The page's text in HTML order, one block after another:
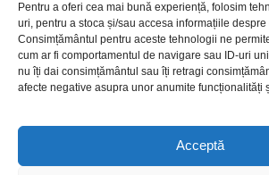
Pentru a oferi cea mai bună experiență, folosim
uri, pentru a stoca și/sau accesa informațiile
Consimțământul pentru aceste tehnologii ne
cum ar fi comportamentul de navigare sau ID-uri
nu îți dai consimțământul sau îți retragi
afecte negative asupra unor anumite funcționalități
Acceptă
Contact
Politica de confidențialitate
Politică cookie-uri (UE)